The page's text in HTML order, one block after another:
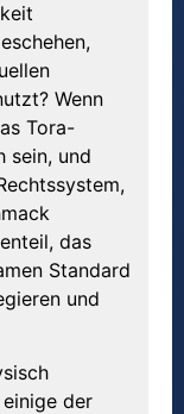
Wenn
Tora-
sein, und
das
Standard
und
der